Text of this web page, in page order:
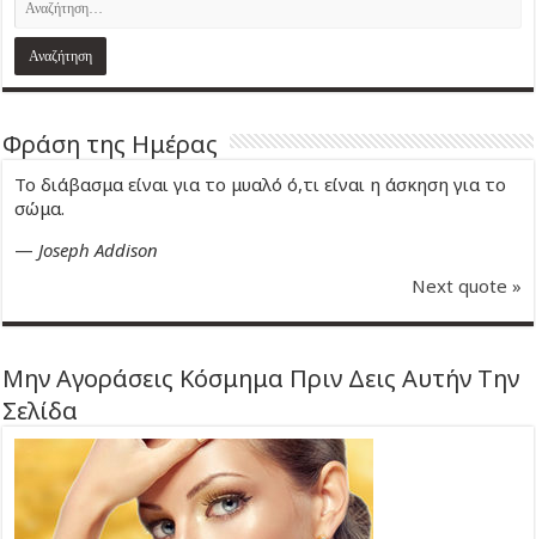
Φράση της Ημέρας
Το διάβασμα είναι για το μυαλό ό,τι είναι η άσκηση για το
σώμα.
— Joseph Addison
Next quote »
Μην Αγοράσεις Κόσμημα Πριν Δεις Αυτήν Την
Σελίδα